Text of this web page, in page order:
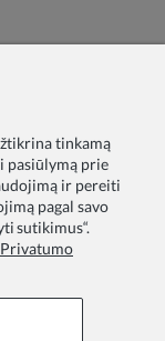
tinkamą
pasiūlymą prie
ir pereiti
pagal savo
sutikimus“.